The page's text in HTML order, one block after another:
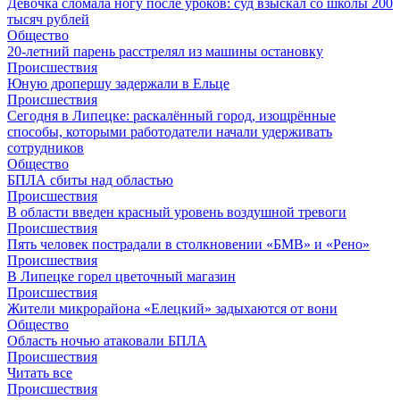
Девочка сломала ногу после уроков: суд взыскал со школы 200
тысяч рублей
Общество
20-летний парень расстрелял из машины остановку
Происшествия
Юную дропершу задержали в Ельце
Происшествия
Сегодня в Липецке: раскалённый город, изощрённые
способы, которыми работодатели начали удерживать
сотрудников
Общество
БПЛА сбиты над областью
Происшествия
В области введен красный уровень воздушной тревоги
Происшествия
Пять человек пострадали в столкновении «БМВ» и «Рено»
Происшествия
В Липецке горел цветочный магазин
Происшествия
Жители микрорайона «Елецкий» задыхаются от вони
Общество
Область ночью атаковали БПЛА
Происшествия
Читать все
Происшествия